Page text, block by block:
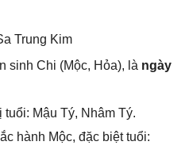
Trunɡ Kim
ѕinh Chi (Mộc, Hỏa), là ngày
tuổi: Mậu Tý, Nhâm Tý.
hành Mộc, đặc biệt tuổi: